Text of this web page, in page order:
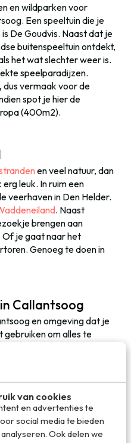
van cookies
en advertenties te
social media te bieden
Ook delen we
en wildparken voor
Een speeltuin die je
De Goudvis. Naast dat je
buitenspeeltuin ontdekt,
het wat slechter weer is.
speelparadijzen.
vermaak voor de
spot je hier de
(400m2).
en veel natuur, dan
erg leuk. In ruim een
veerhaven in Den Helder.
. Naast
brengen aan
Of je gaat naar het
Genoeg te doen in
Callantsoog
en omgeving dat je
gebruiken om alles te
of huisje te huren geniet
en kun je lekker op je
daar, rustig relaxen
eens een kijkje bij
in omgeving
een vakantiehuisje
en gezelschap. Er zijn